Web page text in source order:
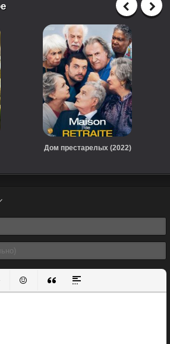
Дом престарелых (2022)
Вставить смайлик
Вставка цитаты
Вставка спойлера